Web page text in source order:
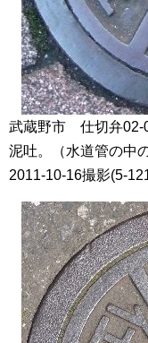
武蔵野市 仕切弁02-
泥吐。（水道管の中
2011-10-16撮影(5-